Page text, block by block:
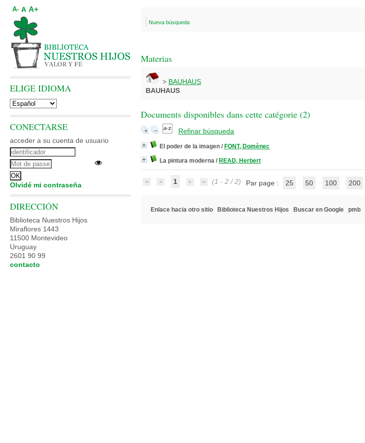
Nueva búsqueda
Materias
> BAUHAUS
BAUHAUS
Documents disponibles dans cette catégorie (2)
Refinar búsqueda
El poder de la imagen / FONT, Domènec
La pintura moderna / READ, Herbert
1 (1 - 2 / 2) Par page : 25 50 100 200
Enlace hacia otro sitio Biblioteca Nuestros Hijos Buscar en Google pmb
A- A A+
ELIGE IDIOMA
CONECTARSE
acceder a su cuenta de usuario
Olvidé mi contraseña
DIRECCIÓN
Biblioteca Nuestros Hijos
Miraflores 1443
11500 Montevideo
Uruguay
2601 90 99
contacto